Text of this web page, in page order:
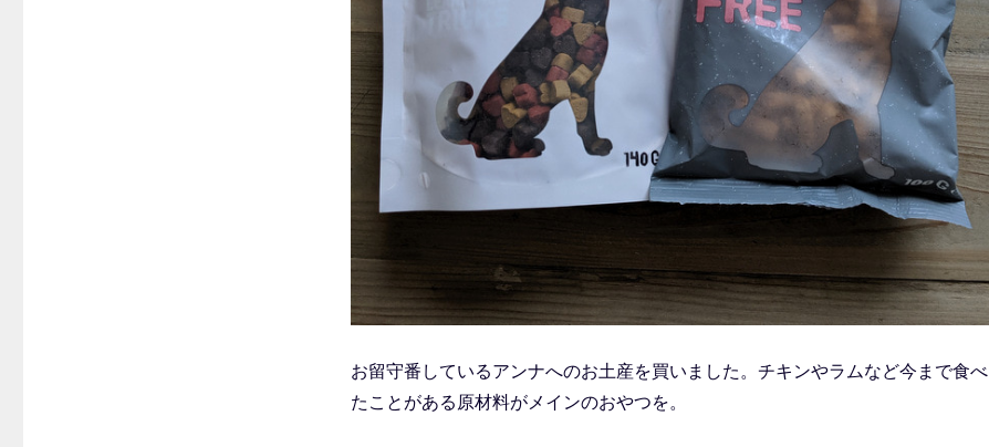
お留守番しているアンナへのお土産を買いました。チキンやラムなど今まで食べ
たことがある原材料がメインのおやつを。